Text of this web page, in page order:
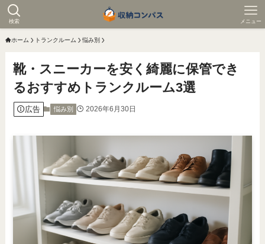
検索 メニュー
ホーム トランクルーム 悩み別
靴・スニーカーを安く綺麗に保管でき
るおすすめトランクルーム3選
広告 悩み別 2026年6月30日